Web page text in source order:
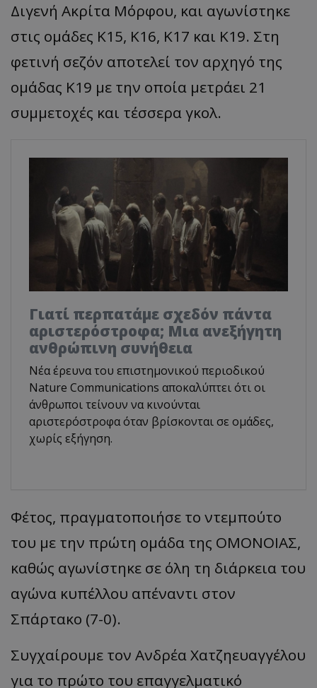
Διγενή Ακρίτα Μόρφου, και αγωνίστηκε
στις ομάδες Κ15, Κ16, Κ17 και Κ19. Στη
φετινή σεζόν αποτελεί τον αρχηγό της
ομάδας Κ19 με την οποία μετράει 21
συμμετοχές και τέσσερα γκολ.
Γιατί περπατάμε σχεδόν πάντα
αριστερόστροφα; Μια ανεξήγητη
ανθρώπινη συνήθεια
Νέα έρευνα του επιστημονικού περιοδικού
Nature Communications αποκαλύπτει ότι οι
άνθρωποι τείνουν να κινούνται
αριστερόστροφα όταν βρίσκονται σε ομάδες,
χωρίς εξήγηση.
Φέτος, πραγματοποιήσε το ντεμπούτο
του με την πρώτη ομάδα της ΟΜΟΝΟΙΑΣ,
καθώς αγωνίστηκε σε όλη τη διάρκεια του
αγώνα κυπέλλου απέναντι στον
Σπάρτακο (7-0).
Συγχαίρουμε τον Ανδρέα Χατζηευαγγέλου
για το πρώτο του επαγγελματικό